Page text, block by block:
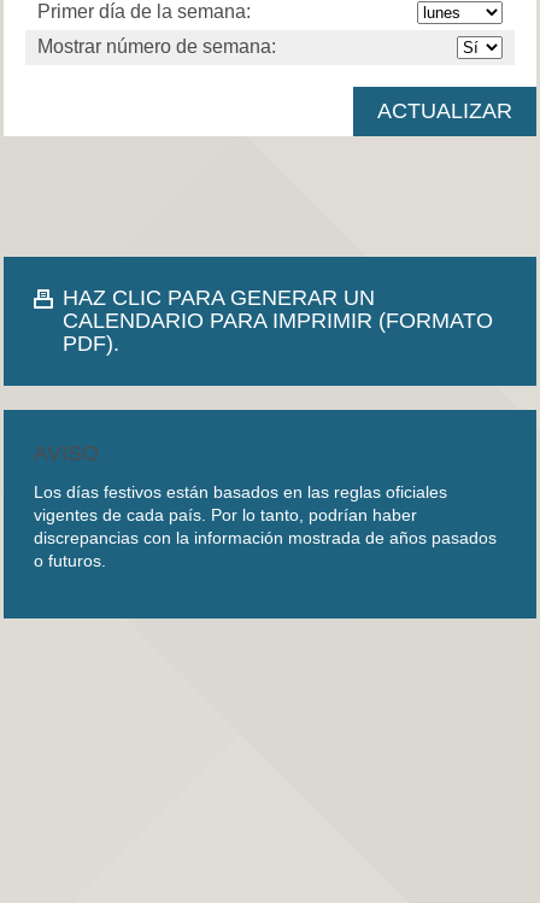
Primer día de la semana:
Mostrar número de semana:
HAZ CLIC PARA GENERAR UN
CALENDARIO PARA IMPRIMIR (FORMATO
PDF).
AVISO
Los días festivos están basados en las reglas oficiales
vigentes de cada país. Por lo tanto, podrían haber
discrepancias con la información mostrada de años pasados
o futuros.